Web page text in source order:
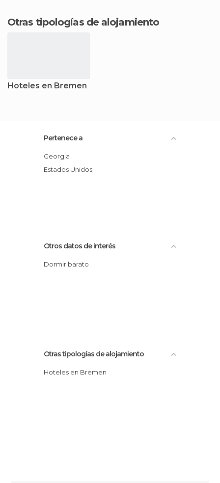
Otras tipologías de alojamiento
Hoteles en Bremen
Pertenece a
Georgia
Estados Unidos
Otros datos de interés
Dormir barato
Otras tipologías de alojamiento
Hoteles en Bremen